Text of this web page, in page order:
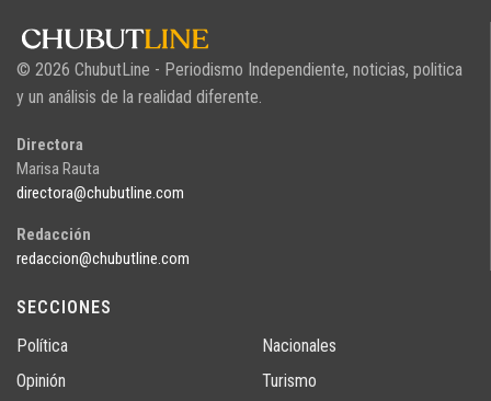
© 2026 ChubutLine - Periodismo Independiente, noticias, politica
y un análisis de la realidad diferente.
Directora
Marisa Rauta
directora@chubutline.com
Redacción
redaccion@chubutline.com
SECCIONES
Política
Opinión
Nacionales
Turismo